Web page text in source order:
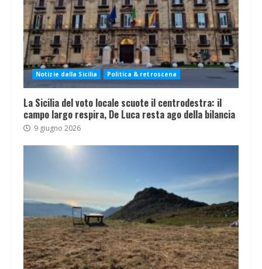
Notizie dalla Sicilia Politica & retroscena
La Sicilia del voto locale scuote il centrodestra: il
campo largo respira, De Luca resta ago della bilancia
9 giugno 2026